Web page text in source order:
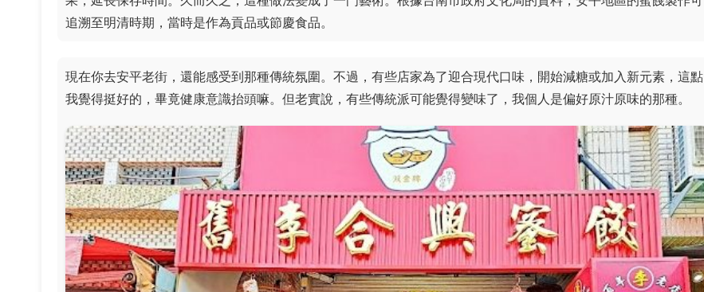
追溯至明清時期，當時是作為貢品或節慶食品。
現在你去安平老街，還能感受到那種傳統氛圍。不過，有些店家為了迎合現代口味，開始減糖或加入新元素，這點
我覺得挺好的，畢竟健康意識抬頭嘛。但老實說，有些傳統派可能覺得變味了，我個人是偏好原汁原味的那種。